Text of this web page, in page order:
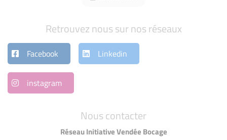
Nous contacter
Réseau Initiative Vendée Bocage
Retrouvez nous sur nos réseaux
Facebook Linkedin
instagram